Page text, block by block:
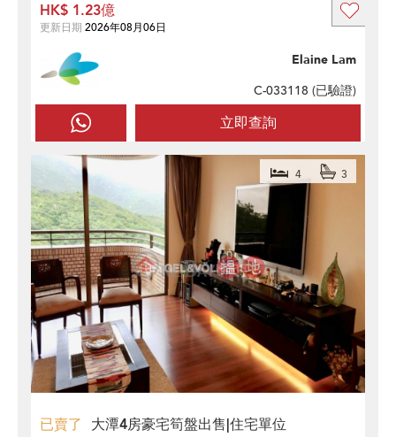
立即查詢
Elaine Lam
C-033118 (已驗證)
HK$ 1.23億
更新日期 2026年08月06日
已賣了 大潭4房豪宅筍盤出售|住宅單位
4 3